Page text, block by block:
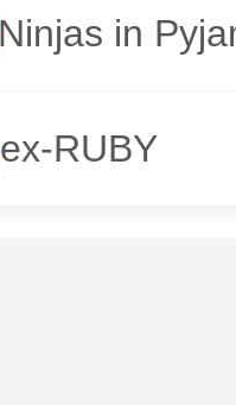
Ninjas in
ex-RUBY